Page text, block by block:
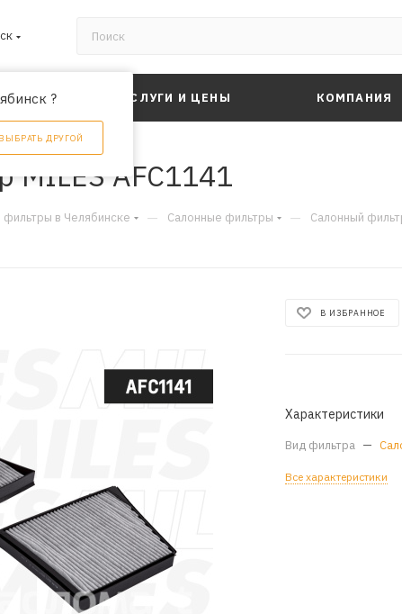
?
ВЫБРАТЬ ДРУГОЙ
УСЛУГИ И ЦЕНЫ КОМПАНИЯ
MILES AFC1141
в Челябинске — Салонные фильтры — Салонный
В ИЗБРАННОЕ
Характеристики
Вид фильтра —
Все характеристики